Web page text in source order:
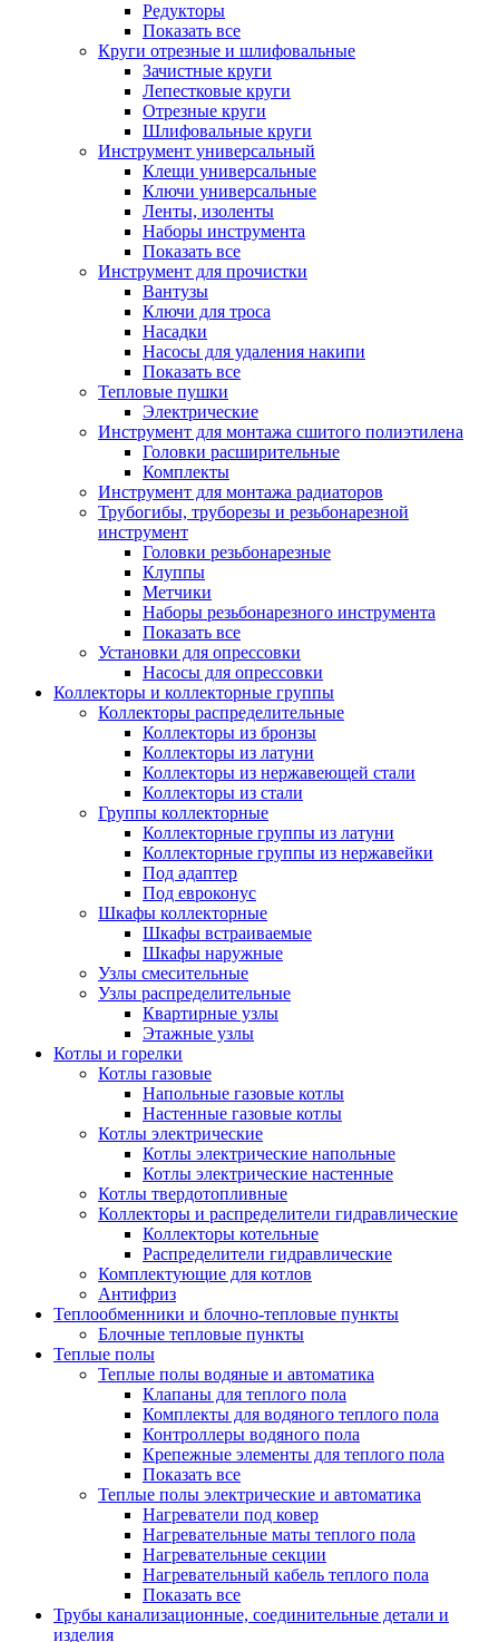
Редукторы
Показать все
Круги отрезные и шлифовальные
Зачистные круги
Лепестковые круги
Отрезные круги
Шлифовальные круги
Инструмент универсальный
Клещи универсальные
Ключи универсальные
Ленты, изоленты
Наборы инструмента
Показать все
Инструмент для прочистки
Вантузы
Ключи для троса
Насадки
Насосы для удаления накипи
Показать все
Тепловые пушки
Электрические
Инструмент для монтажа сшитого полиэтилена
Головки расширительные
Комплекты
Инструмент для монтажа радиаторов
Трубогибы, труборезы и резьбонарезной
инструмент
Головки резьбонарезные
Клуппы
Метчики
Наборы резьбонарезного инструмента
Показать все
Установки для опрессовки
Насосы для опрессовки
Коллекторы и коллекторные группы
Коллекторы распределительные
Коллекторы из бронзы
Коллекторы из латуни
Коллекторы из нержавеющей стали
Коллекторы из стали
Группы коллекторные
Коллекторные группы из латуни
Коллекторные группы из нержавейки
Под адаптер
Под евроконус
Шкафы коллекторные
Шкафы встраиваемые
Шкафы наружные
Узлы смесительные
Узлы распределительные
Квартирные узлы
Этажные узлы
Котлы и горелки
Котлы газовые
Напольные газовые котлы
Настенные газовые котлы
Котлы электрические
Котлы электрические напольные
Котлы электрические настенные
Котлы твердотопливные
Коллекторы и распределители гидравлические
Коллекторы котельные
Распределители гидравлические
Комплектующие для котлов
Антифриз
Теплообменники и блочно-тепловые пункты
Блочные тепловые пункты
Теплые полы
Теплые полы водяные и автоматика
Клапаны для теплого пола
Комплекты для водяного теплого пола
Контроллеры водяного пола
Крепежные элементы для теплого пола
Показать все
Теплые полы электрические и автоматика
Нагреватели под ковер
Нагревательные маты теплого пола
Нагревательные секции
Нагревательный кабель теплого пола
Показать все
Трубы канализационные, соединительные детали и
изделия